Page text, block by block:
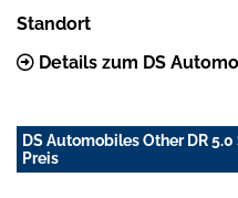
Standort
Details zum DS
DS Automobiles Other DR
Preis